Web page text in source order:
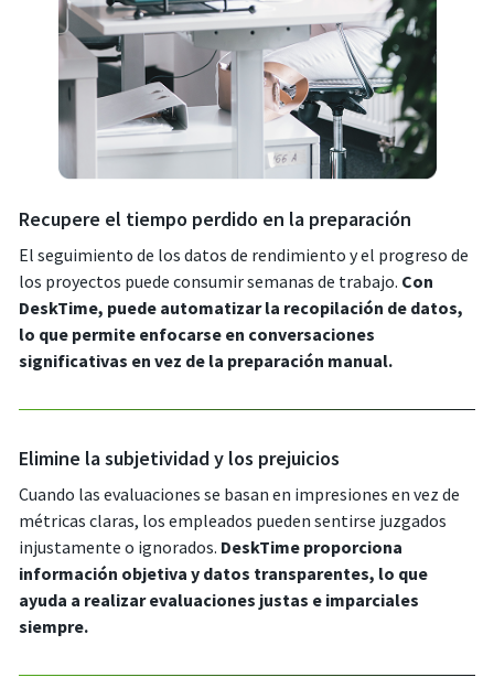
Recupere el tiempo perdido en la preparación
El seguimiento de los datos de rendimiento y el progreso de
los proyectos puede consumir semanas de trabajo. Con
DeskTime, puede automatizar la recopilación de datos,
lo que permite enfocarse en conversaciones
significativas en vez de la preparación manual.
Elimine la subjetividad y los prejuicios
Cuando las evaluaciones se basan en impresiones en vez de
métricas claras, los empleados pueden sentirse juzgados
injustamente o ignorados. DeskTime proporciona
información objetiva y datos transparentes, lo que
ayuda a realizar evaluaciones justas e imparciales
siempre.